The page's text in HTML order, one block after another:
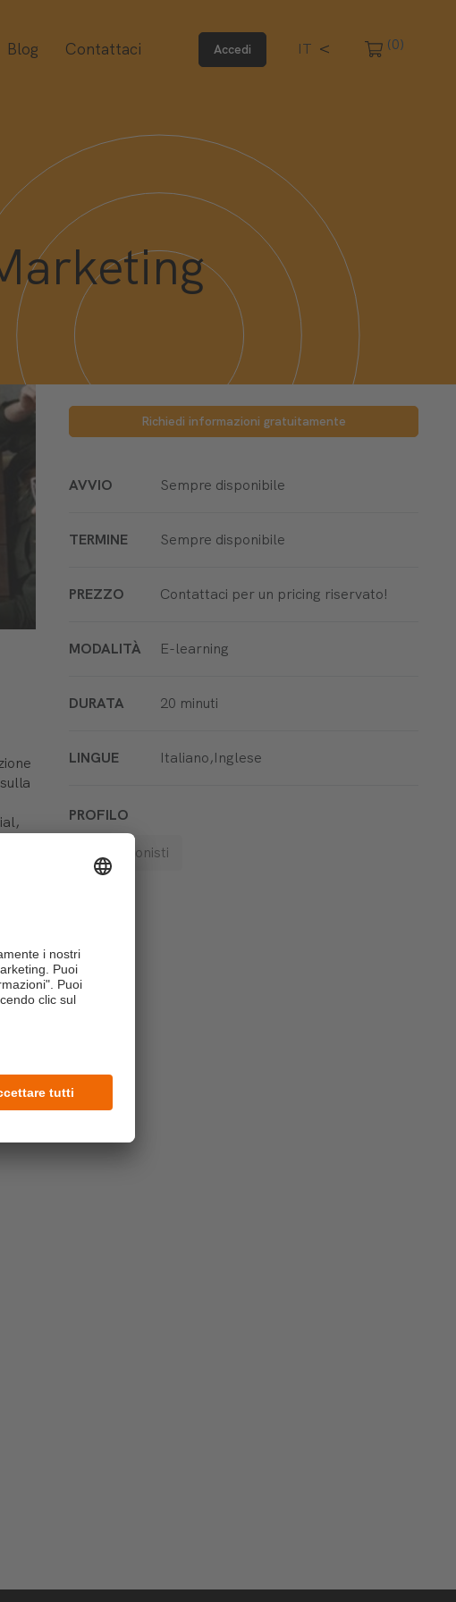
Blog Contattaci Accedi IT (0)
Richiedi informazioni gratuitamente
AVVIO Sempre disponibile
TERMINE Sempre disponibile
PREZZO Contattaci per un pricing riservato!
MODALITÀ E-learning
DURATA 20 minuti
LINGUE Italiano,Inglese
PROFILO
Professionisti